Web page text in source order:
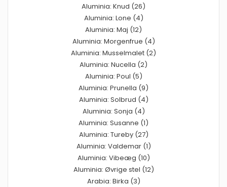
Aluminia: Knud (26)
Aluminia: Lone (4)
Aluminia: Maj (12)
Aluminia: Morgenfrue (4)
Aluminia: Musselmalet (2)
Aluminia: Nucella (2)
Aluminia: Poul (5)
Aluminia: Prunella (9)
Aluminia: Solbrud (4)
Aluminia: Sonja (4)
Aluminia: Susanne (1)
Aluminia: Tureby (27)
Aluminia: Valdemar (1)
Aluminia: Vibeæg (10)
Aluminia: Øvrige stel (12)
Arabia: Birka (3)